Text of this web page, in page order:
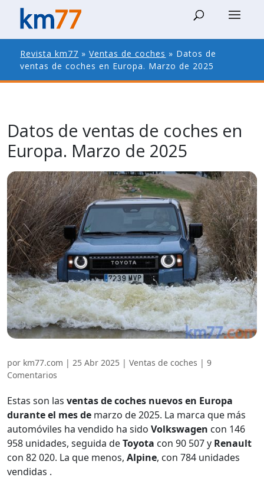
Revista km77 »Ventas de coches » Datos de
ventas de coches en Europa. Marzo de 2025
Datos de ventas de coches en
Europa. Marzo de 2025
por km77.com | 25 Abr 2025 | Ventas de coches | 9
Comentarios
Estas son las ventas de coches nuevos en Europa
durante el mes de marzo de 2025. La marca que más
automóviles ha vendido ha sido Volkswagen con 146
958 unidades, seguida deToyota con 90 507 y Renault
con 82 020. La que menos, Alpine, con 784 unidades
vendidas .